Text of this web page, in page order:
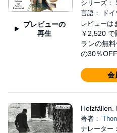
プレビューの
再生
シリーズ：
言語： ドイ
レビューは
￥2,520 で
ランの無
の30％
会
Holzfällen.
著者：
ナレーター